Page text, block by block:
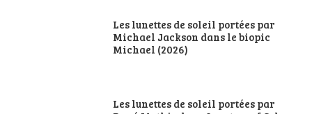
Les lunettes de soleil portées par
Michael Jackson dans le biopic
Michael (2026)
Les lunettes de soleil portées par